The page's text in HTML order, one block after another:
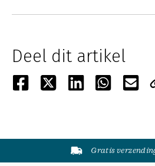
Deel dit artikel
Gratis